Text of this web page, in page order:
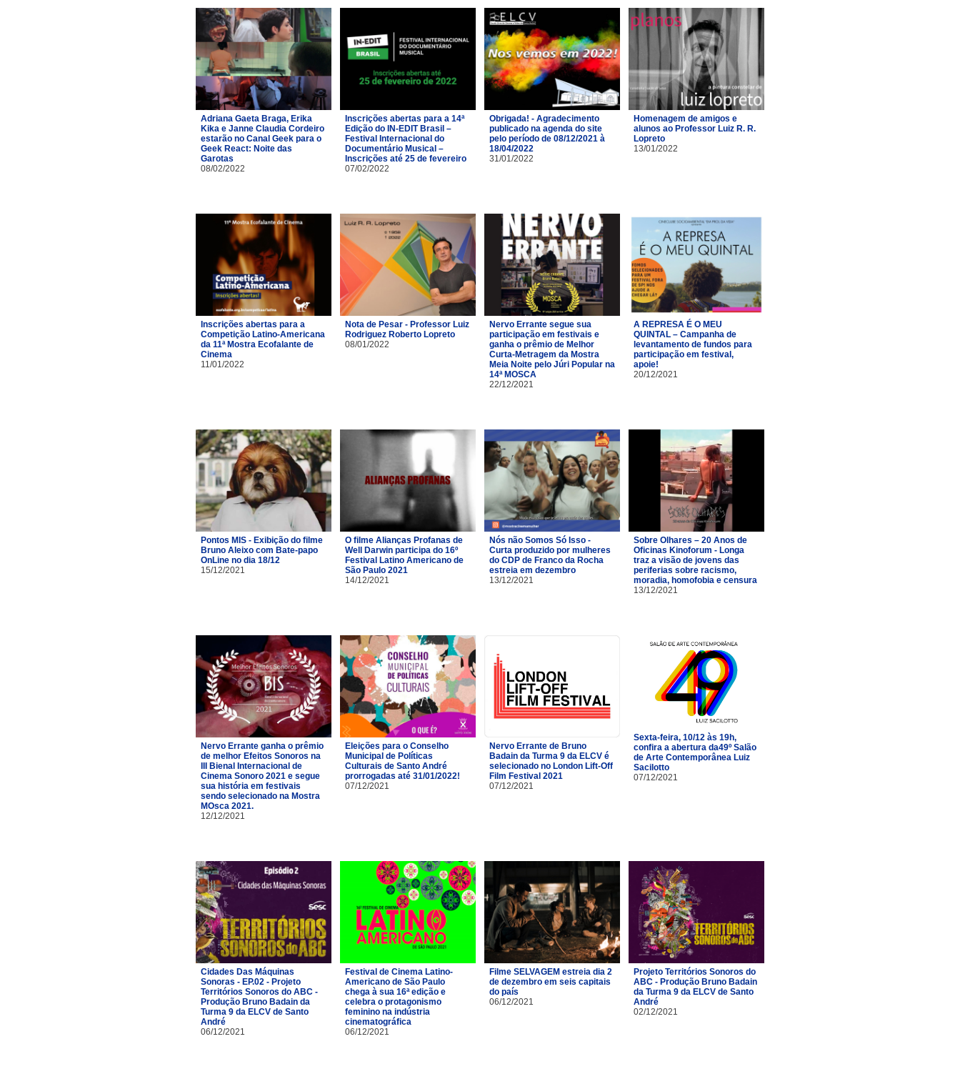
Adriana Gaeta Braga, Erika
Kika e Janne Claudia Cordeiro
estarão no Canal Geek para o
Geek React: Noite das
Garotas
08/02/2022
Inscrições abertas para a 14ª
Edição do IN-EDIT Brasil –
Festival Internacional do
Documentário Musical –
Inscrições até 25 de fevereiro
07/02/2022
Obrigada! - Agradecimento
publicado na agenda do site
pelo período de 08/12/2021 à
18/04/2022
31/01/2022
Homenagem de amigos e
alunos ao Professor Luiz R. R.
Lopreto
13/01/2022
Inscrições abertas para a
Competição Latino-Americana
da 11ª Mostra Ecofalante de
Cinema
11/01/2022
Nota de Pesar - Professor Luiz
Rodriguez Roberto Lopreto
08/01/2022
Nervo Errante segue sua
participação em festivais e
ganha o prêmio de Melhor
Curta-Metragem da Mostra
Meia Noite pelo Júri Popular na
14ª MOSCA
22/12/2021
A REPRESA É O MEU
QUINTAL – Campanha de
levantamento de fundos para
participação em festival,
apoie!
20/12/2021
Pontos MIS - Exibição do filme
Bruno Aleixo com Bate-papo
OnLine no dia 18/12
15/12/2021
O filme Alianças Profanas de
Well Darwin participa do 16º
Festival Latino Americano de
São Paulo 2021
14/12/2021
Nós não Somos Só Isso -
Curta produzido por mulheres
do CDP de Franco da Rocha
estreia em dezembro
13/12/2021
Sobre Olhares – 20 Anos de
Oficinas Kinoforum - Longa
traz a visão de jovens das
periferias sobre racismo,
moradia, homofobia e censura
13/12/2021
Nervo Errante ganha o prêmio
de melhor Efeitos Sonoros na
III Bienal Internacional de
Cinema Sonoro 2021 e segue
sua história em festivais
sendo selecionado na Mostra
MOsca 2021.
12/12/2021
Eleições para o Conselho
Municipal de Políticas
Culturais de Santo André
prorrogadas até 31/01/2022!
07/12/2021
Nervo Errante de Bruno
Badain da Turma 9 da ELCV é
selecionado no London Lift-Off
Film Festival 2021
07/12/2021
Sexta-feira, 10/12 às 19h,
confira a abertura da49º Salão
de Arte Contemporânea Luiz
Sacilotto
07/12/2021
Cidades Das Máquinas
Sonoras - EP.02 - Projeto
Territórios Sonoros do ABC -
Produção Bruno Badain da
Turma 9 da ELCV de Santo
André
06/12/2021
Festival de Cinema Latino-
Americano de São Paulo
chega à sua 16ª edição e
celebra o protagonismo
feminino na indústria
cinematográfica
06/12/2021
Filme SELVAGEM estreia dia 2
de dezembro em seis capitais
do país
06/12/2021
Projeto Territórios Sonoros do
ABC - Produção Bruno Badain
da Turma 9 da ELCV de Santo
André
02/12/2021